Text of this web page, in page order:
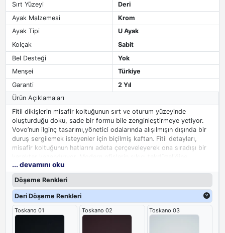
Sırt Yüzeyi
Deri
Ayak Malzemesi
Krom
Ayak Tipi
U Ayak
Kolçak
Sabit
Bel Desteği
Yok
Menşei
Türkiye
Garanti
2 Yıl
Ürün Açıklamaları
Fitil dikişlerin misafir koltuğunun sırt ve oturum yüzeyinde
oluşturduğu doku, sade bir formu bile zenginleştirmeye yetiyor.
Vovo’nun ilginç tasarımı,yönetici odalarında alışılmışın dışında bir
duruş sergilemek isteyenler için biçilmiş kaftan. Fitil detayları,
misafir koltuğunun hatlarını adeta çerçeveleyerek ona sıradışı bir
meydan okuyan özgün bir misafir koltuğudur.
... devamını oku
Döşeme Renkleri
Deri Döşeme Renkleri
Toskano 01 Toskano 02 Toskano 03